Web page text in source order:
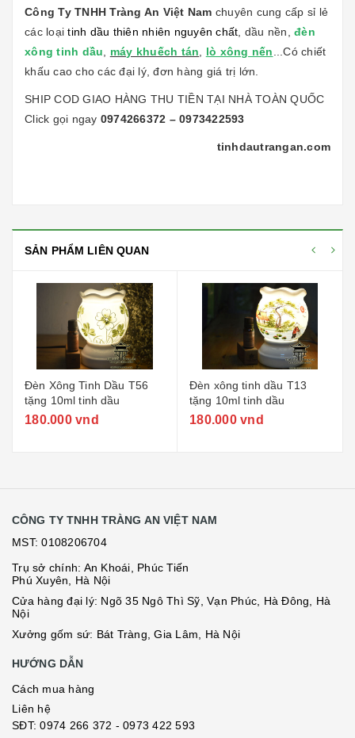
Công Ty TNHH Tràng An Việt Nam chuyên cung cấp sỉ lẻ
các loạitinh dầu thiên nhiên nguyên chất , dầu nền, đèn
xông tinh dầu
máy khuếch tán lò xông nến ...Có chiết
khấu cao cho các đại lý, đơn hàng giá trị lớn.
SHIP COD GIAO HÀNG THU TIỀN TẠI NHÀ TOÀN QUỐC
Click gọi ngay 0974266372 – 0973422593
tinhdautrangan.com
SẢN PHẨM LIÊN QUAN
Đèn Xông Tinh Dầu T56
tặng 10ml tinh dầu
180.000 vnd
Đèn xông tinh dầu T13
tặng 10ml tinh dầu
180.000 vnd
CÔNG TY TNHH TRÀNG AN VIỆT NAM
MST: 0108206704
Trụ sở chính: An Khoái, Phúc Tiến
Phú Xuyên, Hà Nội
Cửa hàng đại lý: Ngõ 35 Ngô Thì Sỹ, Vạn Phúc, Hà Đông, Hà
Nội
Xưởng gốm sứ: Bát Tràng, Gia Lâm, Hà Nội
HƯỚNG DẪN
Cách mua hàng
Liên hệ
SĐT:0974 266 372 - 0973 422 593